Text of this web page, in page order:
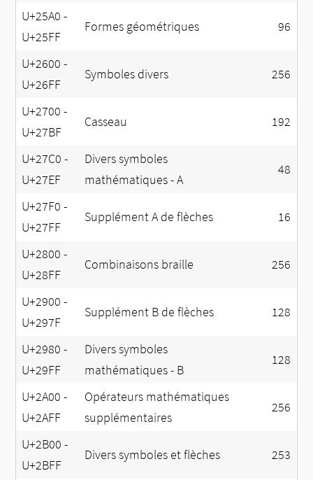
U+25A0 -
U+25FF
Formes géométriques 96
U+2600 -
U+26FF
Symboles divers 256
U+2700 -
U+27BF
Casseau 192
U+27C0 -
U+27EF
Divers symboles
mathématiques - A
48
U+27F0 -
U+27FF
Supplément A de flèches 16
U+2800 -
U+28FF
Combinaisons braille 256
U+2900 -
U+297F
Supplément B de flèches 128
U+2980 -
U+29FF
Divers symboles
mathématiques - B
128
U+2A00 -
U+2AFF
Opérateurs mathématiques
supplémentaires
256
U+2B00 -
U+2BFF
Divers symboles et flèches 253